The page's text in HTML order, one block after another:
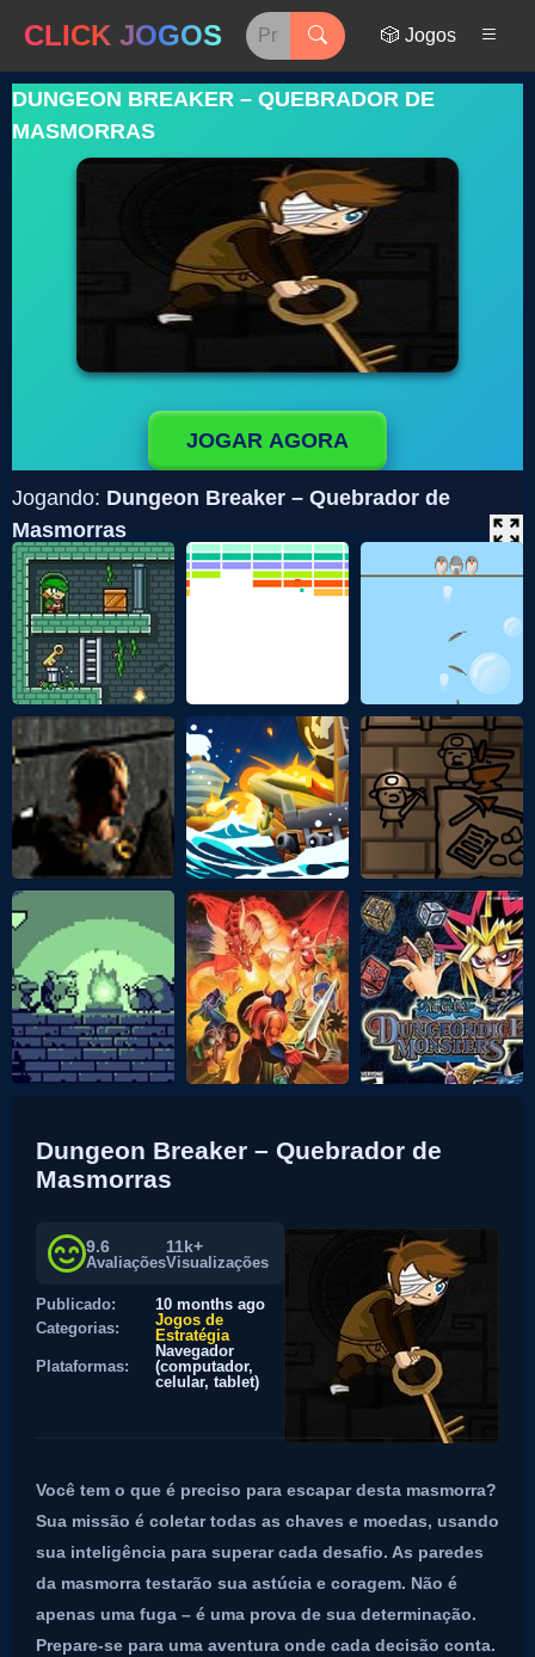
CLICK JOGOS 🎲 Jogos
DUNGEON BREAKER – QUEBRADOR DE
MASMORRAS
JOGAR AGORA
Jogando: Dungeon Breaker – Quebrador de
Masmorras
Dungeon Breaker – Quebrador de
Masmorras
9.6
Avaliações
11k+
Visualizações
Publicado:
10 months ago
Categorias:
Jogos de
Estratégia
Plataformas:
Navegador
(computador,
celular, tablet)
Você tem o que é preciso para escapar desta masmorra?
Sua missão é coletar todas as chaves e moedas, usando
sua inteligência para superar cada desafio. As paredes
da masmorra testarão sua astúcia e coragem. Não é
apenas uma fuga – é uma prova de sua determinação.
Prepare-se para uma aventura onde cada decisão conta.